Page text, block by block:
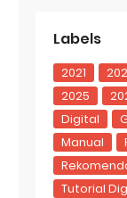
Labels
2021
2025
Digital
Manual
Tutorial